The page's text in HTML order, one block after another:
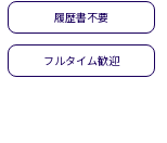
履歴書不要
フルタイム歓迎